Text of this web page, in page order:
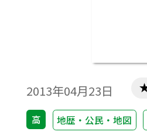
2013年04月23日
高 地歴・公民・地図